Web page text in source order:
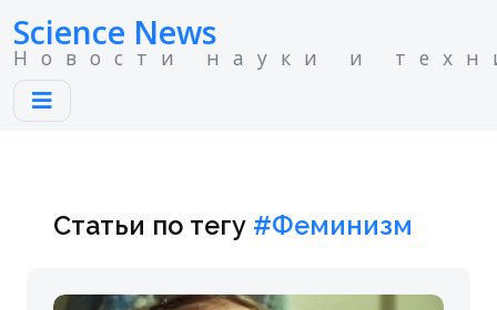
Science News
Новости науки и
Статьи по тегу #Феминизм